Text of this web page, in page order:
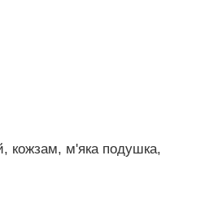
кожзам, м'яка подушка,